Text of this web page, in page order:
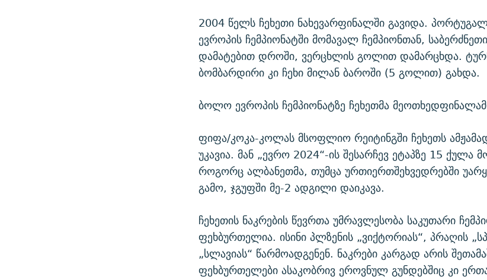
2004 წელს ჩეხეთი ნახევარფინალში გავიდა.
ევროპის ჩემპიონატში მომავალ ჩემპიონთან,
დამატებით დროში, ვერცხლის გოლით დამარცხდა.
ბომბარდირი კი ჩეხი მილან ბაროში (5 გოლით) გახდა.
ბოლო ევროპის ჩემპიონატზე ჩეხეთმა
ფიფა/კოკა-კოლას მსოფლიო რეიტინგში ჩეხეთს
უკავია. მან „ევრო 2024“-ის შესარჩევ ეტაპზე 15 ქულა
როგორც ალბანეთმა, თუმცა ურთიერთშეხვედრებში
გამო, ჯგუფში მე-2 ადგილი დაიკავა.
ჩეხეთის ნაკრების წევრთა უმრავლესობა საკუთარი
ფეხბურთელია. ისინი პლზენის „ვიქტორიას“, პრაღის
„სლავიას“ წარმოადგენენ. ნაკრები კარგად არის
ფეხბურთელები ასაკობრივ ეროვნულ გუნდებშიც კი